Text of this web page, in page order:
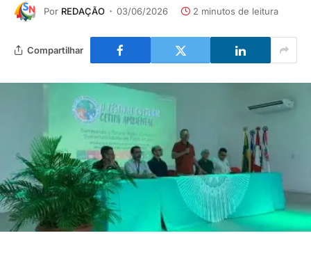
Por REDAÇÃO 03/06/2026 2 minutos de leitura
Compartilhar